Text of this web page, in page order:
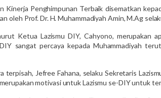
Kinerja Penghimpunan Terbaik disematkan
oleh Prof. Dr. H. Muhammadiyah Amin, M.Ag
Ketua Lazismu DIY, Cahyono, merupakan
sangat percaya kepada Muhammadiyah
terpisah, Jefree Fahana, selaku Sekretaris
motivasi untuk Lazismu se-DIY untuk